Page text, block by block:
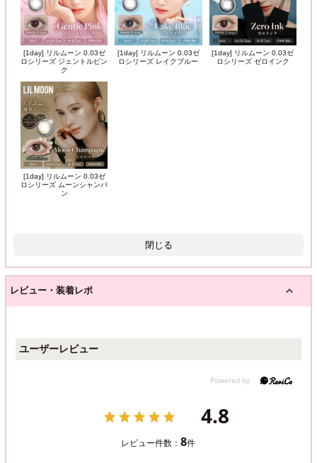
[1day] リルムーン 0.03ゼ
ロシリーズ ジェントルピン
ク
[1day] リルムーン 0.03ゼ
ロシリーズ レイクブルー
[1day] リルムーン 0.03ゼ
ロシリーズ ゼロインク
[1day] リルムーン 0.03ゼ
ロシリーズ ムーンシャンパ
ン
閉じる
レビュー・装着レポ
ユーザーレビュー
4.8
レビュー件数：8件